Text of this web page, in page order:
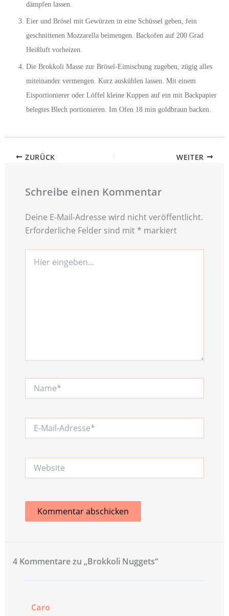
dämpfen lassen.
Eier und Brösel mit Gewürzen in eine Schüssel geben, fein
geschnittenen Mozzarella beimengen. Backofen auf 200 Grad
Heißluft vorheizen.
Die Brokkoli Masse zur Brösel-Eimischung zugeben, zügig alles
miteinander vermengen. Kurz auskühlen lassen. Mit einem
Eisportionierer oder Löffel kleine Kuppen auf ein mit Backpapier
belegtes Blech portionieren. Im Ofen 18 min goldbraun backen.
ZURÜCK WEITER
Schreibe einen Kommentar
Deine E-Mail-Adresse wird nicht veröffentlicht.
Erforderliche Felder sind mit * markiert
eingeben…
Mail-
Website
4 Kommentare zu „Brokkoli Nuggets“
Caro